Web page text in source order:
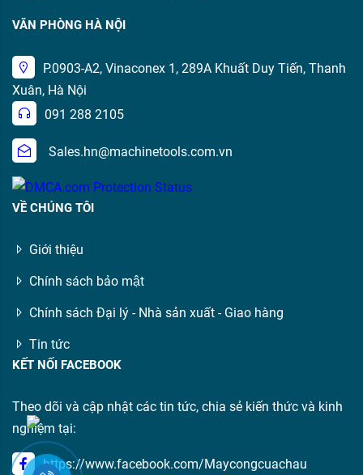
VĂN PHÒNG HÀ NỘI
P.0903-A2, Vinaconex 1, 289A Khuất Duy Tiến, Thanh
Xuân, Hà Nội
091 288 2105
Sales.hn@machinetools.com.vn
VỀ CHÚNG TÔI
Giới thiệu
Chính sách bảo mật
Chính sách Đại lý - Nhà sản xuất - Giao hàng
Tin tức
KẾT NỐI FACEBOOK
Theo dõi và cập nhật các tin tức, chia sẻ kiến thức và kinh
nghiệm tại:
https://www.facebook.com/Maycongcuachau